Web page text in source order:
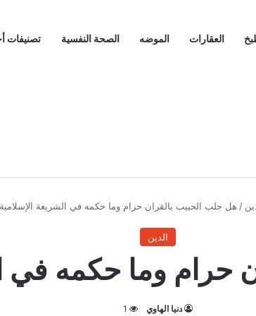
العقارات الموضه الصحة النفسية تصنيفات
/ هل جلب الحبيب بالقران حرام وما حكمه في الشريعة الإسلامية
الدين
حرام وما حكمه في
دنيا الهاوي 1